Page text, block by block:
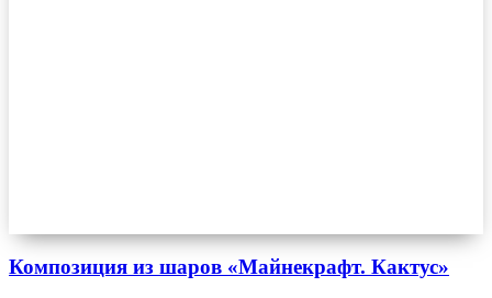
Композиция из шаров «Майнекрафт. Кактус»